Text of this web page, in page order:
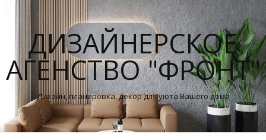
ДИЗАЙНЕРСКОЕ
АГЕНСТВО "ФРОНТ"
Дизайн, планировка, декор для уюта Вашего дома